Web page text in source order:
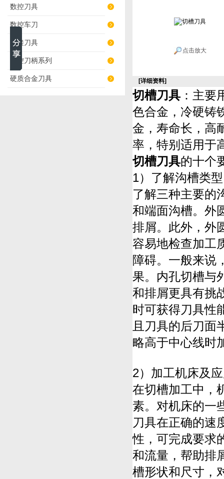
数控刀具
数控车刀
焊接刀具
数控刀柄系列
硬质合金刀具
点击放大
[详细资料]
切槽刀具 ：主要
色合金，冷硬铸
金，寿命长，高
率，特别适用于
切槽刀具的十个
1）了解沟槽类
了解三种主要的
和端面沟槽。外
排屑。此外，外
容易地检查加工
障碍。一般来说
果。内孔切槽与
和排屑更具有挑
时可获得刀具性
且刀具的后刀面
略高于中心线时
2）加工机床及
在切槽加工中，
素。对机床的一
刀具在正确的速
性，可完成要求
和流量，帮助排
槽形状和尺寸，